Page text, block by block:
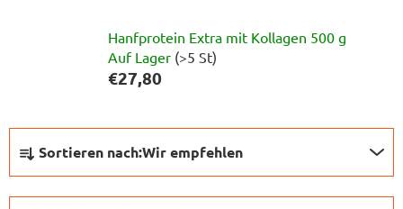
Hanfprotein Extra mit Kollagen 500 g
Auf Lager (>5 St)
€27,80
o
Sortieren nach:Wir empfehlen